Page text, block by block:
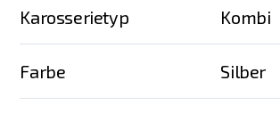
Karosserietyp Kombi
Farbe Silber